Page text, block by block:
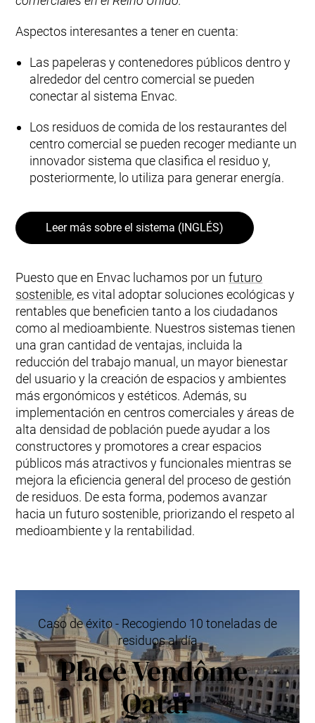
Aspectos interesantes a tener en cuenta:
Las papeleras y contenedores públicos dentro y
alrededor del centro comercial se pueden
conectar al sistema Envac.
Los residuos de comida de los restaurantes del
centro comercial se pueden recoger mediante un
innovador sistema que clasifica el residuo y,
posteriormente, lo utiliza para generar energía.
Leer más sobre el sistema (INGLÉS)
Puesto que en Envac luchamos por unfuturo
sostenible, es vital adoptar soluciones ecológicas y
rentables que beneficien tanto a los ciudadanos
como al medioambiente. Nuestros sistemas tienen
una gran cantidad de ventajas, incluida la
reducción del trabajo manual, un mayor bienestar
del usuario y la creación de espacios y ambientes
más ergonómicos y estéticos. Además, su
implementación en centros comerciales y áreas de
alta densidad de población puede ayudar a los
constructores y promotores a crear espacios
públicos más atractivos y funcionales mientras se
mejora la eficiencia general del proceso de gestión
de residuos. De esta forma, podemos avanzar
hacia un futuro sostenible, priorizando el respeto al
medioambiente y la rentabilidad.
Caso de éxito - Recogiendo 10 toneladas de
residuos al día
Place Vendôme,
Qatar